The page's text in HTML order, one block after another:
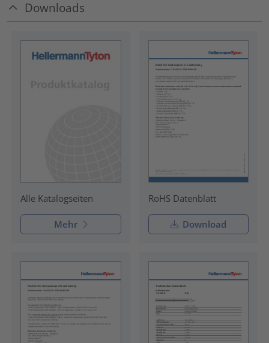
Downloads
Alle Katalogseiten
Mehr
RoHS Datenblatt
Download